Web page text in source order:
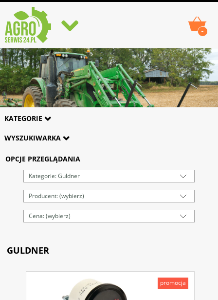
-
KATEGORIE
WYSZUKIWARKA
OPCJE PRZEGLĄDANIA
Kategorie: Guldner
Producent: (wybierz)
Cena: (wybierz)
GULDNER
promocja